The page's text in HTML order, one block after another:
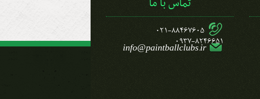
021-88467605
0937-8246651
info@paintballclubs.ir